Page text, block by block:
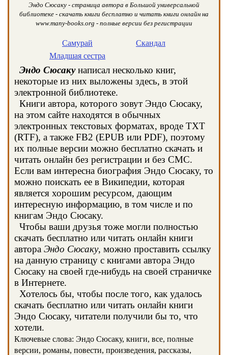
Эндо Сюсаку - страница автора в Большой универсальной
библиотеке - скачать книги бесплатно и читать книги онлайн на
www.many-books.org - полные версии без регистрации
Самурай
Младшая сестра
Скандал
Эндо Сюсакунаписал несколько книг,
некоторые из них выложены здесь, в этой
электронной библиотеке.
Книги автора, которого зовут Эндо Сюсаку,
на этом сайте находятся в обычных
электронных текстовых форматах, вроде TXT
(RTF), а также FB2 (EPUB или PDF), поэтому
их полные версии можно бесплатно скачать и
читать онлайн без регистрации и без СМС.
Если вам интересна биография Эндо Сюсаку, то
можно поискать ее в Википедии, которая
является хорошим ресурсом, дающим
интересную информацию, в том числе и по
книгам Эндо Сюсаку.
Чтобы ваши друзья тоже могли полностью
скачать бесплатно или читать онлайн книги
автора Эндо Сюсаку, можно проставить ссылку
на данную страницу с книгами автора Эндо
Сюсаку на своей где-нибудь на своей страничке
в Интернете.
Хотелось бы, чтобы после того, как удалось
скачать бесплатно или читать онлайн книги
Эндо Сюсаку, читатели получили бы то, что
хотели.
Ключевые слова: Эндо Сюсаку, книги, все, полные
версии, романы, повести, произведения, рассказы,